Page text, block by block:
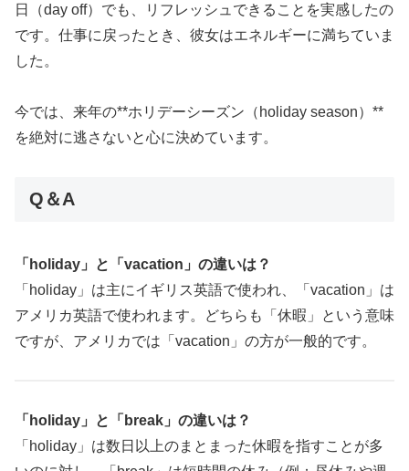
日（day off）でも、リフレッシュできることを実感したの
です。仕事に戻ったとき、彼女はエネルギーに満ちていま
した。
今では、来年の**ホリデーシーズン（holiday season）**
を絶対に逃さないと心に決めています。
Q＆A
「holiday」と「vacation」の違いは？
「holiday」は主にイギリス英語で使われ、「vacation」は
アメリカ英語で使われます。どちらも「休暇」という意味
ですが、アメリカでは「vacation」の方が一般的です。
「holiday」と「break」の違いは？
「holiday」は数日以上のまとまった休暇を指すことが多